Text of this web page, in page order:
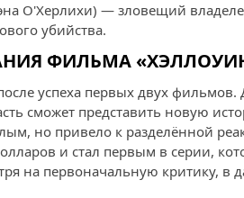
О'Херлихи) — зловещий
убийства.
ФИЛЬМА
успеха первых двух
сможет представить новую
но привело к разделённой
и стал первым в серии,
на первоначальную критику, в